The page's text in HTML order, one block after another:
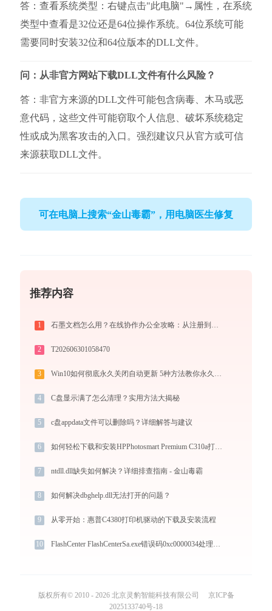
答：查看系统类型：右键点击"此电脑"→属性，在系统
类型中查看是32位还是64位操作系统。64位系统可能
需要同时安装32位和64位版本的DLL文件。
问：从非官方网站下载DLL文件有什么风险？
答：非官方来源的DLL文件可能包含病毒、木马或恶
意代码，这些文件可能窃取个人信息、破坏系统稳定
性或成为黑客攻击的入口。强烈建议只从官方或可信
来源获取DLL文件。
可在电脑上搜索“金山毒霸”，用电脑医生修复
推荐内容
1 石墨文档怎么用？在线协作办公全攻略：从注册到团队高效协同
2 T202606301058470
3 Win10如何彻底永久关闭自动更新 5种方法教你永久关闭win10自动更新
4 C盘显示满了怎么清理？实用方法大揭秘
5 c盘appdata文件可以删除吗？详细解答与建议
6 如何轻松下载和安装HPPhotosmart Premium C310a打印机驱动？跟着这篇指南走
7 ntdll.dll缺失如何解决？详细排查指南 - 金山毒霸
8 如何解决dbghelp.dll无法打开的问题？
9 从零开始：惠普C4380打印机驱动的下载及安装流程
10 FlashCenter FlashCenterSa.exe错误码0xc0000034处理办法
版权所有© 2010 - 2026 北京灵豹智能科技有限公司
京ICP备
2025133740号-18